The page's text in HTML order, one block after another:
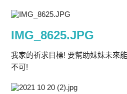
IMG_8625.JPG
我家的祈求目標! 要幫助妹妹未來
不可!